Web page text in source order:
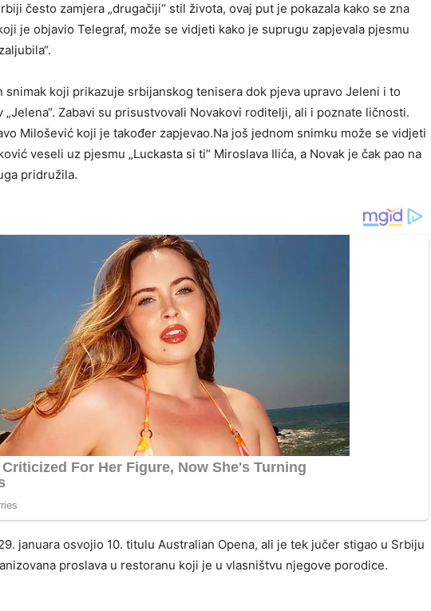
često zamjera „drugačiji“ stil života, ovaj put je pokazala kako se zna
je objavio Telegraf, može se vidjeti kako je suprugu zapjevala pjesmu
snimak koji prikazuje srbijanskog tenisera dok pjeva upravo Jeleni i to
„Jelena“. Zabavi su prisustvovali Novakovi roditelji, ali i poznate ličnosti.
Milošević koji je također zapjevao.Na još jednom snimku može se vidjeti
veseli uz pjesmu „Luckasta si ti“ Miroslava Ilića, a Novak je čak pao na
pridružila.
januara osvojio 10. titulu Australian Opena, ali je tek jučer stigao u Srbiju
proslava u restoranu koji je u vlasništvu njegove porodice.